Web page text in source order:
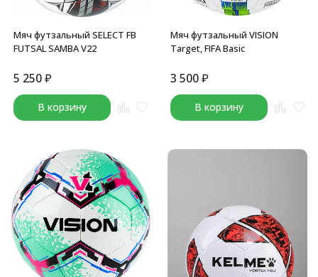
Мяч футзальный SELECT FB
FUTSAL SAMBA V22
5 250₽
В корзину
Мяч футзальный VISION
Target, FIFA Basic
3 500₽
В корзину